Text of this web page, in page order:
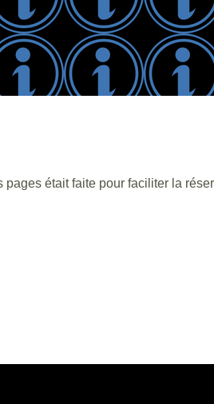
pages était faite pour faciliter la